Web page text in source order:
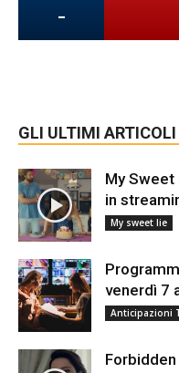
-
GLI ULTIMI ARTICOLI
My
in
My sweet lie
venerdì 7
Anticipazioni